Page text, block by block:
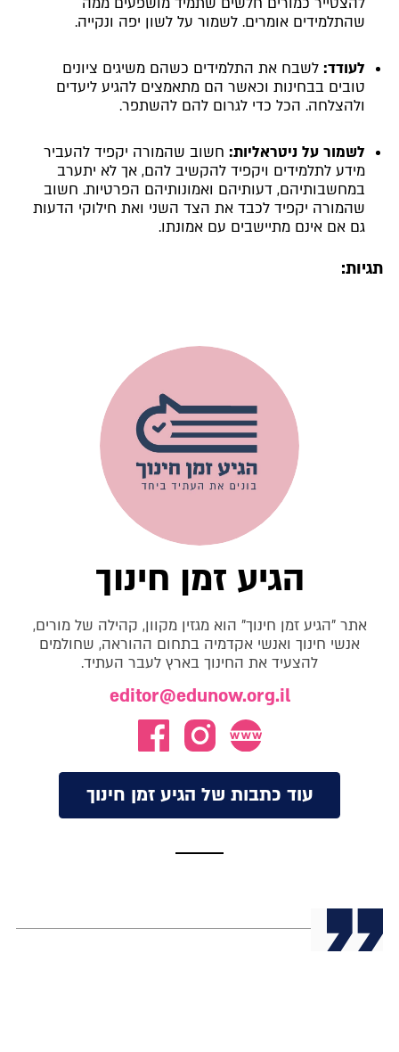
להצטייר כמורים חלשים שתמיד מושפעים ממה
שהתלמידים אומרים. לשמור על לשון יפה ונקייה.
לעודד: לשבח את התלמידים כשהם משיגים ציונים
טובים בבחינות וכאשר הם מתאמצים להגיע ליעדים
ולהצלחה. הכל כדי לגרום להם להשתפר.
לשמור על ניטראליות: חשוב שהמורה יקפיד להעביר
מידע לתלמידים ויקפיד להקשיב להם, אך לא יתערב
במחשבותיהם, דעותיהם ואמונותיהם הפרטיות. חשוב
שהמורה יקפיד לכבד את הצד השני ואת חילוקי הדעות
גם אם אינם מתיישבים עם אמונתו.
תגיות:
הגיע זמן חינוך
אתר "הגיע זמן חינוך" הוא מגזין מקוון, קהילה של מורים,
אנשי חינוך ואנשי אקדמיה בתחום ההוראה, שחולמים
להצעיד את החינוך בארץ לעבר העתיד.
editor@edunow.org.il
עוד כתבות של הגיע זמן חינוך